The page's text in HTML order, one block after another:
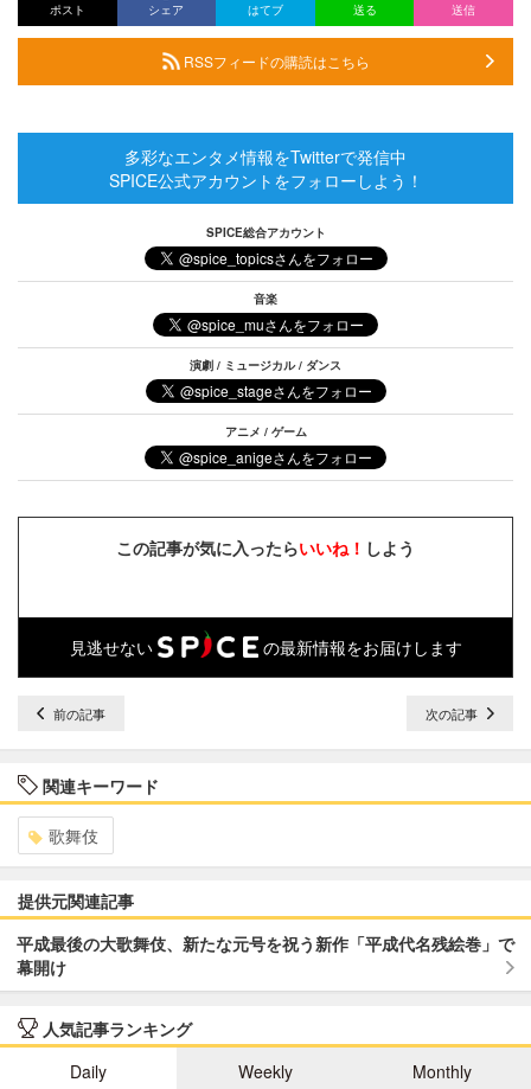
ポスト シェア はてブ 送る 送信
RSSフィードの購読はこちら
多彩なエンタメ情報をTwitterで発信中
SPICE公式アカウントをフォローしよう！
SPICE総合アカウント
音楽
演劇 / ミュージカル / ダンス
アニメ / ゲーム
この記事が気に入ったらいいね！ しよう
見逃せない の最新情報をお届けします
前の記事 次の記事
関連キーワード
歌舞伎
提供元関連記事
平成最後の大歌舞伎、新たな元号を祝う新作「平成代名残絵巻」で
幕開け
人気記事ランキング
Daily
Weekly Monthly